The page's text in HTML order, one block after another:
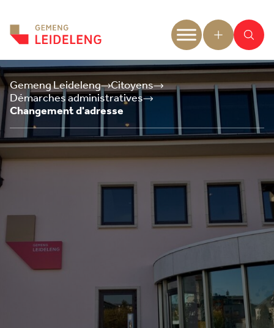
Gemeng Leideleng Citoyens
Démarches administratives
Changement d'adresse